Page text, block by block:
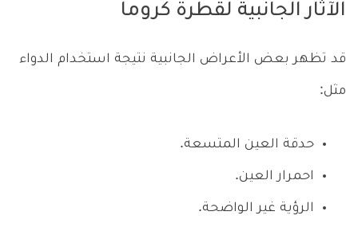
الآثار الجانبية لقطرة كروما
قد تظهر بعض الأعراض الجانبية نتيجة استخدام الدواء
مثل:
حدقة العين المتسعة.
احمرار العين.
الرؤية غير الواضحة.